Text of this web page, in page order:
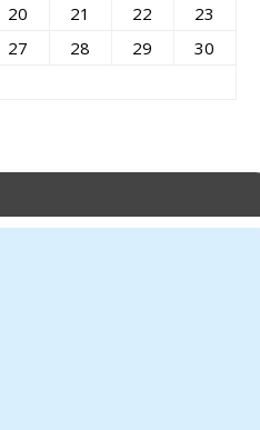
20 21 22
23
27 28 29
30